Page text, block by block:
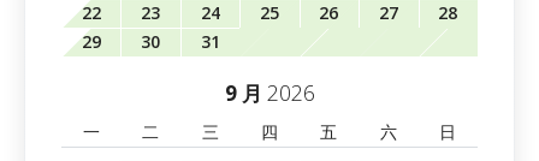
22
23 24 25 26 27
28
29
30 31
9 月 2026
一 二 三 四 五 六
日